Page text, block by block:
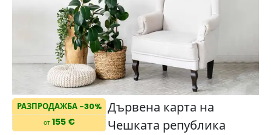
РАЗПРОДАЖБА -30%
от155 €
Дървена карта на
Чешката република